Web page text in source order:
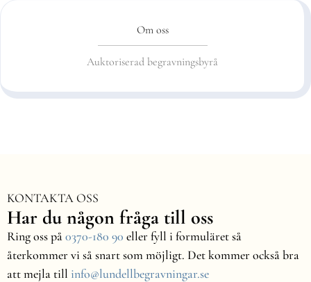
Om oss
Auktoriserad begravningsbyrå
KONTAKTA OSS
Har du någon fråga till oss
Ring oss på0370-180 90 eller fyll i formuläret så
återkommer vi så snart som möjligt. Det kommer också bra
att mejla till info@lundellbegravningar.se